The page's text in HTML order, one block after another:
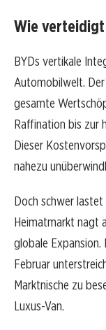
Wie
BYDs vertikale
Automobilwelt.
gesamte
Raffination bis zur
Dieser
nahezu
Doch schwer
Heimatmarkt nagt
globale Expansion.
Februar
Marktnische zu
Luxus-Van.